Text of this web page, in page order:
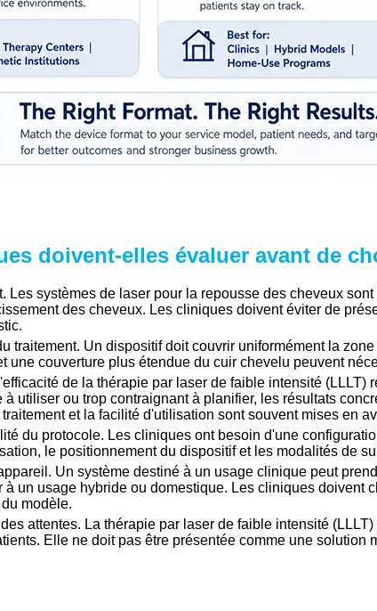
doivent-elles évaluer avant de
Les systèmes de laser pour la repousse des cheveux
des cheveux. Les cliniques doivent éviter de
traitement. Un dispositif doit couvrir uniformément la
une couverture plus étendue du cuir chevelu peuvent
de la thérapie par laser de faible intensité
utiliser ou trop contraignant à planifier, les résultats
et la facilité d'utilisation sont souvent mises en
du protocole. Les cliniques ont besoin d'une
le positionnement du dispositif et les modalités de
Un système destiné à un usage clinique peut
un usage hybride ou domestique. Les cliniques
modèle.
attentes. La thérapie par laser de faible intensité
Elle ne doit pas être présentée comme une solution